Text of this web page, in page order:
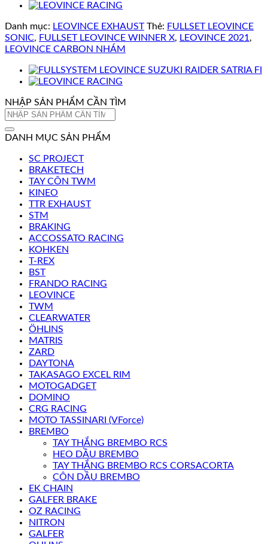
Danh mục: LEOVINCE EXHAUST Thẻ: FULLSET LEOVINCE
SONIC, FULLSET LEOVINCE WINNER X, LEOVINCE 2021 ,
LEOVINCE CARBON NHÁM
NHẬP SẢN PHẨM CẦN TÌM
Tìm
DANH MỤC SẢN PHẨM
SC PROJECT
BRAKETECH
TAY CÔN TWM
KINEO
TTR EXHAUST
STM
BRAKING
ACCOSSATO RACING
KOHKEN
T-REX
BST
FRANDO RACING
LEOVINCE
TWM
CLEARWATER
ÖHLINS
MATRIS
ZARD
DAYTONA
TAKASAGO EXCEL RIM
MOTOGADGET
DOMINO
CRG RACING
MOTO TASSINARI (VForce)
BREMBO
TAY THẮNG BREMBO RCS
HEO DẦU BREMBO
TAY THẮNG BREMBO RCS CORSACORTA
CÔN DẦU BREMBO
EK CHAIN
GALFER BRAKE
OZ RACING
NITRON
GALFER